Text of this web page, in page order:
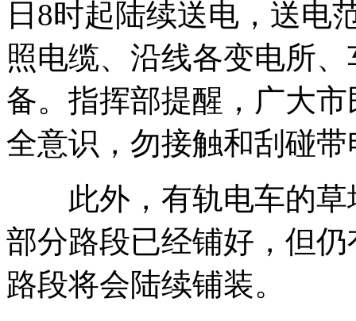
日8时起陆续送电，送电
照电缆、沿线各变电所
备。指挥部提醒，广大
全意识，勿接触和刮碰
此外，有轨电车的草
部分路段已经铺好，但
路段将会陆续铺装。